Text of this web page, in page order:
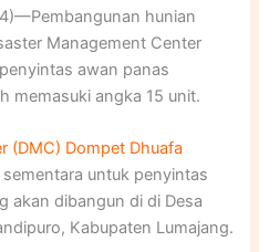
hunian
Management Center
awan panas
memasuki angka 15 unit.
(DMC) Dompet Dhuafa
untuk penyintas
akan dibangun di di Desa
Kabupaten Lumajang.